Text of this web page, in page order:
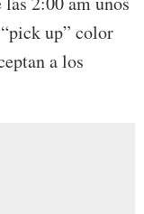
up” color
a los